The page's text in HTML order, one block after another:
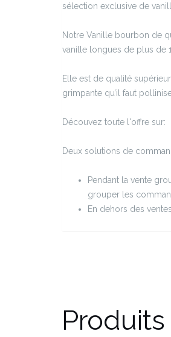
sélection exclusive de
Notre Vanille bourbon de
vanille longues de plus de
Elle est de qualité
grimpante qu’il faut
Découvez toute l'offre sur:
Deux solutions de
Pendant la vente
grouper les
En dehors des